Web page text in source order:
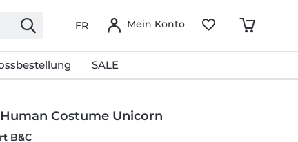
FR Mein Konto
SALE
Costume Unicorn
B&C